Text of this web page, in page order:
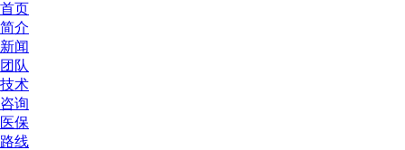
首页
简介
新闻
团队
技术
咨询
医保
路线